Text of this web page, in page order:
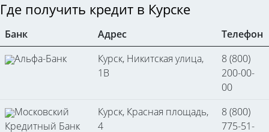
Где получить кредит в Курске
Банк Адрес
Телефон
Альфа-Банк
Курск, Никитская улица,
1В
8 (800)
200-00-
00
Московский
Кредитный Банк
Курск, Красная площадь,
4
8 (800)
775-51-